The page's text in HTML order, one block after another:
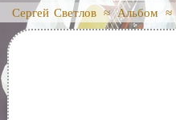
Сергей Светлов ≈Альбом ≈